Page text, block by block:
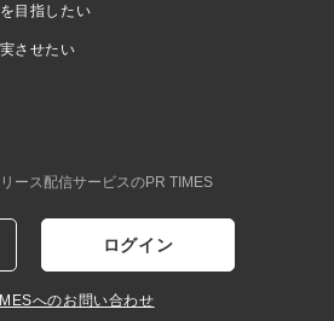
目指したい
させたい
ース配信サービスのPR TIMES
ログイン
へのお問い合わせ